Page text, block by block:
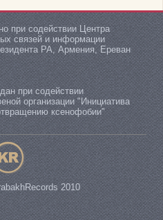
при содействии Центра
связей и информации
РА, Армения, Ереван
при содействии
организации "Инициатива
ксенофобии"
2010